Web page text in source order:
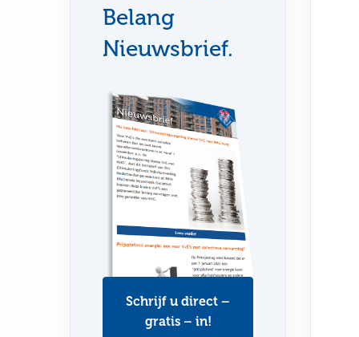
Belang
Nieuwsbrief.
Schrijf u direct –
gratis – in!